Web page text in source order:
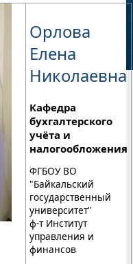
Орлова
Елена
Николаевна
Кафедра
бухгалтерского
учёта и
налогообложения
ФГБОУ ВО
"Байкальский
государственный
университет"
ф-т Институт
управления и
финансов